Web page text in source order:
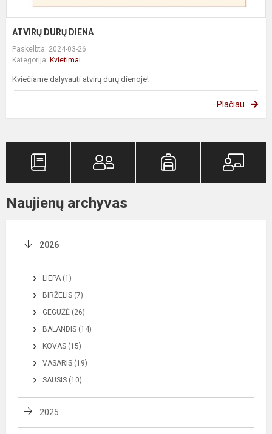
ATVIRŲ DURŲ DIENA
Paskelbta: 2024-03-26
Kategorija: Kvietimai
Kviečiame dalyvauti atvirų durų dienoje!
Plačiau
Naujienų archyvas
2026
LIEPA (1)
BIRŽELIS (7)
GEGUŽĖ (26)
BALANDIS (14)
KOVAS (15)
VASARIS (19)
SAUSIS (10)
2025